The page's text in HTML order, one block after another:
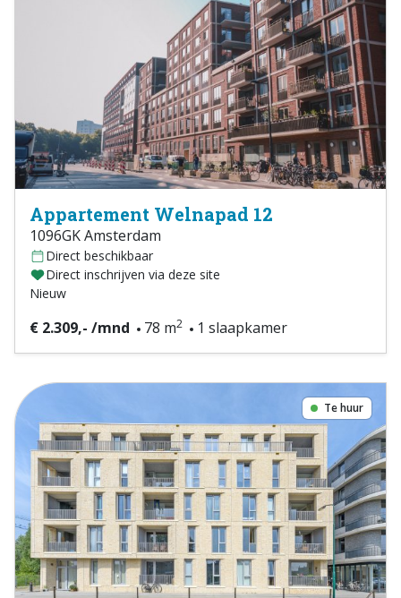
Appartement Welnapad 12
1096GK Amsterdam
Direct beschikbaar
Direct inschrijven via deze site
Nieuw
€ 2.309,- /mnd 78 m2 1 slaapkamer
Te huur